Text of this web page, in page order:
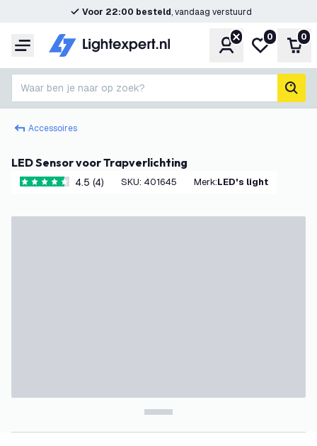
Voor 22:00 besteld, vandaag verstuurd
Menu Account
Mijn
0 0
Waar ben je naar op zoek?
Accessoires
LED Sensor voor Trapverlichting
4.5 score sterren
4.5 (4) SKU: 401645 Merk: LED's light